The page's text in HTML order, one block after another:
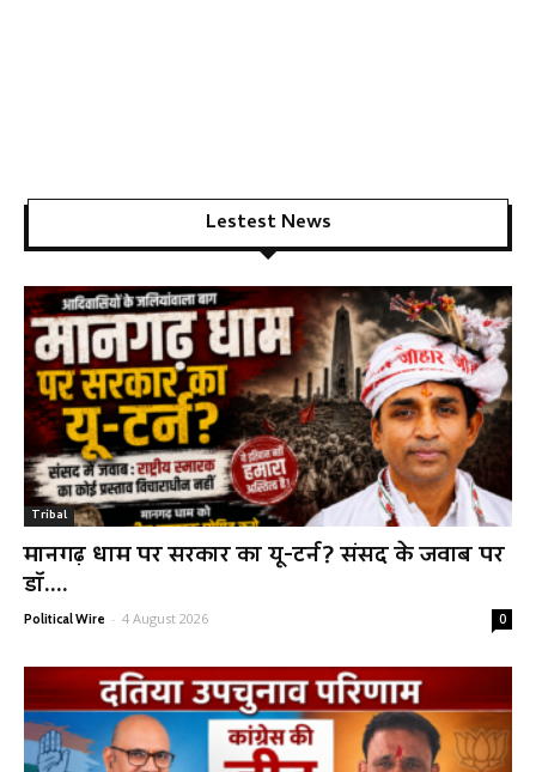
Lestest News
Tribal
मानगढ़ धाम पर सरकार का यू-टर्न? संसद के जवाब पर
डॉ....
Political Wire - 4 August 2026 0